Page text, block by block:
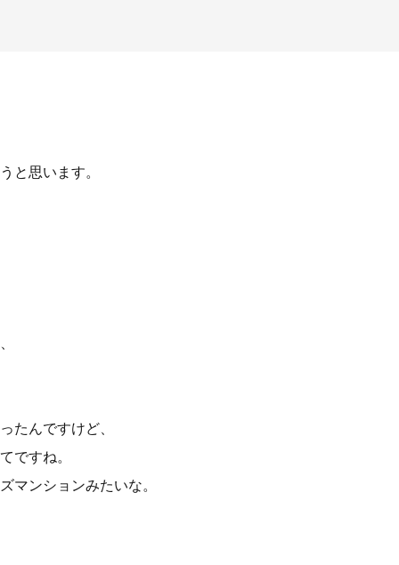
と思います。
たんですけど、
ですね。
マンションみたいな。